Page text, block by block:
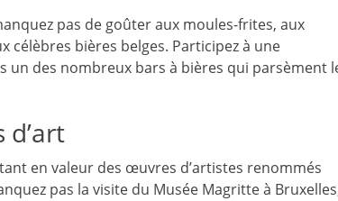
pas de goûter aux moules-frites, aux
célèbres bières belges. Participez à une
un des nombreux bars à bières qui parsèment
en valeur des œuvres d’artistes renommés
pas la visite du Musée Magritte à